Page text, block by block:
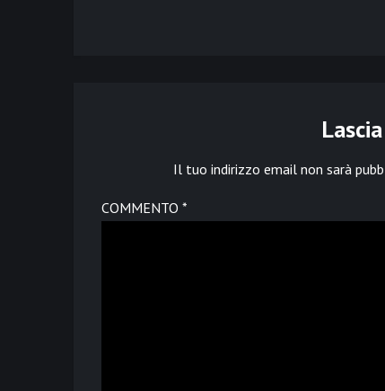
Il tuo indirizzo email non sarà
COMMENTO*